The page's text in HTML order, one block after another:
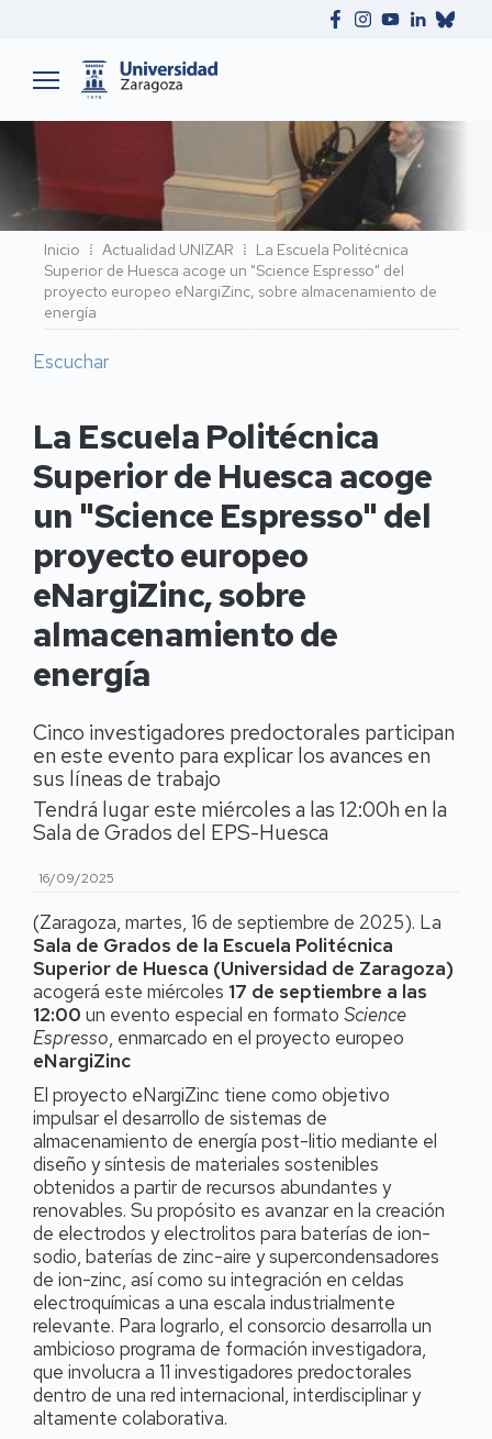
Ruta
de
navegación
Inicio Actualidad UNIZAR
La Escuela Politécnica
Superior de Huesca acoge un "Science Espresso" del
proyecto europeo eNargiZinc, sobre almacenamiento de
energía
Escuchar
La Escuela Politécnica
Superior de Huesca acoge
un "Science Espresso" del
proyecto europeo
eNargiZinc, sobre
almacenamiento de
energía
Cinco investigadores predoctorales participan
en este evento para explicar los avances en
sus líneas de trabajo
Tendrá lugar este miércoles a las 12:00h en la
Sala de Grados del EPS-Huesca
16/09/2025
(Zaragoza, martes, 16 de septiembre de 2025). La
Sala de Grados de la Escuela Politécnica
Superior de Huesca (Universidad de Zaragoza)
acogerá este miércoles 17 de septiembre a las
12:00 un evento especial en formato Science
Espresso, enmarcado en el proyecto europeo
eNargiZinc
El proyecto eNargiZinc tiene como objetivo
impulsar el desarrollo de sistemas de
almacenamiento de energía post-litio mediante el
diseño y síntesis de materiales sostenibles
obtenidos a partir de recursos abundantes y
renovables. Su propósito es avanzar en la creación
de electrodos y electrolitos para baterías de ion-
sodio, baterías de zinc-aire y supercondensadores
de ion-zinc, así como su integración en celdas
electroquímicas a una escala industrialmente
relevante. Para lograrlo, el consorcio desarrolla un
ambicioso programa de formación investigadora,
que involucra a 11 investigadores predoctorales
dentro de una red internacional, interdisciplinar y
altamente colaborativa.